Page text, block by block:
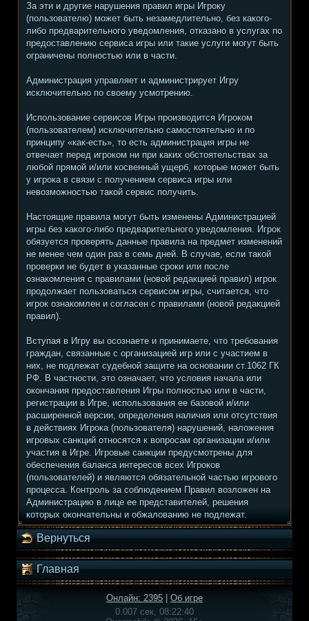
За эти и другие нарушения правил игры Игроку
(пользователю) может быть незамедлительно, без какого-
либо предварительного уведомления, отказано в услугах по
предоставлению сервиса игры или такие услуги могут быть
ограничены полностью или в части.
Администрация управляет и администрирует Игру
исключительно по своему усмотрению.
Использование сервисов Игры производится Игроком
(пользователем) исключительно самостоятельно и по
принципу «как-есть», то есть администрация игры не
отвечает перед игроком ни при каких обстоятельствах за
любой прямой и/или косвенный ущерб, которые может быть
у игрока в связи с получением сервиса игры или
невозможностью такой сервис получить.
Настоящие правила могут быть изменены Администрацией
игры без какого-либо предварительного уведомления. Игрок
обязуется проверять данные правила на предмет изменений
не менее чем один раз в семь дней. В случае, если такой
проверки не будет в указанные сроки или после
ознакомления с правилами (новой редакцией правил) игрок
продолжает пользоваться сервисом игры, считается, что
игрок ознакомлен и согласен с правилами (новой редакцией
правил).
Вступая в Игру вы осознаете и принимаете, что требования
граждан, связанные с организацией игр или с участием в
них, не подлежат судебной защите на основании ст.1062 ГК
РФ. В частности, это означает, что условия начала или
окончания предоставления Игры полностью или в части,
регистрации в Игре, использования ее базовой и/или
расширенной версии, определения наличия или отсутствия
в действиях Игрока (пользователя) нарушений, наложения
игровых санкций относятся к вопросам организации и/или
участия в Игре. Игровые санкции предусмотрены для
обеспечения баланса интересов всех Игроков
(пользователей) и являются обязательной частью игрового
процесса. Контроль за соблюдением Правил возложен на
Администрацию в лице ее представителей, решения
которых окончательны и обжалованию не подлежат.
Вернуться
Главная
Онлайн: 2395
Об игре
0.007 сек, 08:22:40